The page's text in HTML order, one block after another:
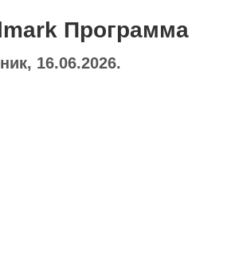
Программа
16.06.2026.